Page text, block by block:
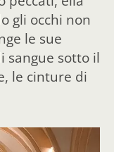
gli occhi non
le sue
sangue sotto il
le cinture di